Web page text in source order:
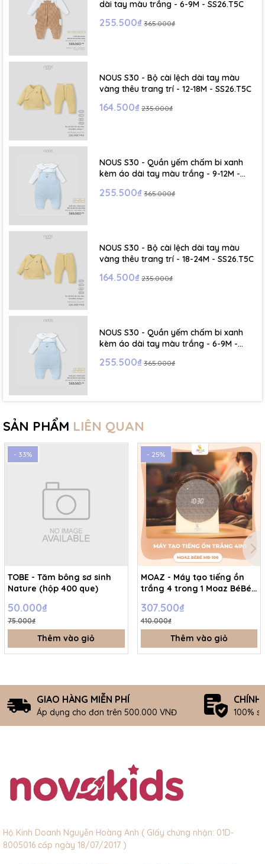
dài tay màu trắng - 6-9M - SS26.T5C
255.500₫ 365.000₫
NOUS S30 - Bộ cài lệch dài tay màu
vàng thêu trang trí - 12-18M - SS26.T5C
164.500₫ 235.000₫
NOUS S30 - Quần yếm chấm bi xanh
kèm áo dài tay màu trắng - 9-12M -
255.500₫ 365.000₫
NOUS S30 - Bộ cài lệch dài tay màu
vàng thêu trang trí - 18-24M - SS26.T5C
164.500₫ 235.000₫
NOUS S30 - Quần yếm chấm bi xanh
kèm áo dài tay màu trắng - 6-9M -
255.500₫ 365.000₫
SẢN PHẨM LIÊN QUAN
- 33%
TOBE - Tăm bông sơ sinh
Nature (hộp 400 que)
50.000₫
75.000₫
Thêm vào giỏ
- 25%
MOAZ - Máy tạo tiếng ồn
trắng 4 trong 1 Moaz BéBé
307.500₫
410.000₫
Thêm vào giỏ
GIAO HÀNG MIỄN PHÍ
Áp dụng cho đơn trên 500.000 VNĐ
CHÍNH
100%
Hộ Kinh Doanh Nguyễn Hoàng Anh ( GIấy chứng nhận: 01D-
8005016 cấp ngày 18/07/2017 )